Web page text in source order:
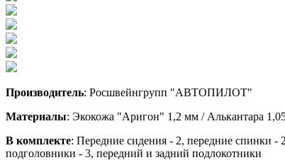
Производитель: Росшвейнгрупп "АВТОПИЛОТ"
Материалы: Экокожа "Аригон" 1,2 мм / Алькантара
В комплекте: Передние сидения - 2, передние спинки -
подголовники - 3, передний и задний подлокотники